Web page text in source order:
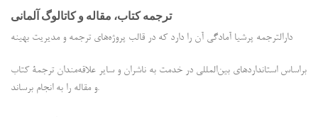
ترجمه کتاب، مقاله و کاتالوگ آلمانی
دارالترجمه پرشیا آمادگی آن را دارد که در قالب پروژه‌های ترجمه و مدیریت بهینه
براساس استانداردهای بین‌المللی در خدمت به ناشران و سایر علاقه‌مندان ترجمۀ کتاب
و مقاله را به انجام برساند.